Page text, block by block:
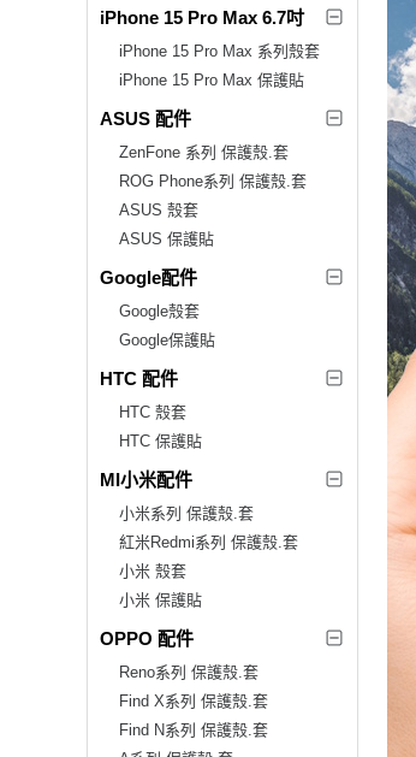
iPhone 15 Pro Max 6.7吋
iPhone 15 Pro Max 系列殼套
iPhone 15 Pro Max 保護貼
ASUS 配件
ZenFone 系列 保護殼.套
ROG Phone系列 保護殼.套
ASUS 殼套
ASUS 保護貼
Google配件
Google殼套
Google保護貼
HTC 配件
HTC 殼套
HTC 保護貼
MI小米配件
小米系列 保護殼.套
紅米Redmi系列 保護殼.套
小米 殼套
小米 保護貼
OPPO 配件
Reno系列 保護殼.套
Find X系列 保護殼.套
Find N系列 保護殼.套